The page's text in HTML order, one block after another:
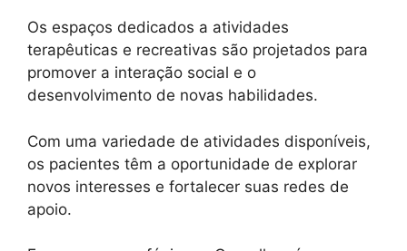
Os espaços dedicados a atividades
terapêuticas e recreativas são projetados para
promover a interação social e o
desenvolvimento de novas habilidades.
Com uma variedade de atividades disponíveis,
os pacientes têm a oportunidade de explorar
novos interesses e fortalecer suas redes de
apoio.